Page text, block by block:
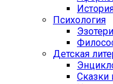
Психология
Детская
Сказки